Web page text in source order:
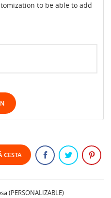
to be able to add
CESTA
(PERSONALIZABLE)